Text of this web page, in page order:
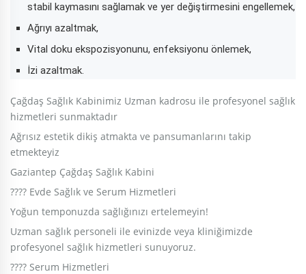
stabil kaymasını sağlamak ve yer değiştirmesini engellemek,
Ağrıyı azaltmak,
Vital doku ekspozisyonunu, enfeksiyonu önlemek,
İzi azaltmak.
Çağdaş Sağlık Kabinimiz Uzman kadrosu ile profesyonel sağlık
hizmetleri sunmaktadır
Ağrısız estetik dikiş atmakta ve pansumanlarını takip
etmekteyiz
Gaziantep Çağdaş Sağlık Kabini
???? Evde Sağlık ve Serum Hizmetleri
Yoğun temponuzda sağlığınızı ertelemeyin!
Uzman sağlık personeli ile evinizde veya kliniğimizde
profesyonel sağlık hizmetleri sunuyoruz.
???? Serum Hizmetleri